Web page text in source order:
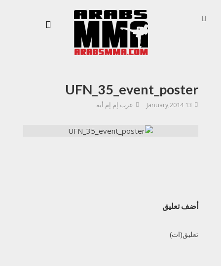
UFN_35_event_poster
13 January,2014 عرب إم إم أيه
أضف تعليق
تعليق(ات)